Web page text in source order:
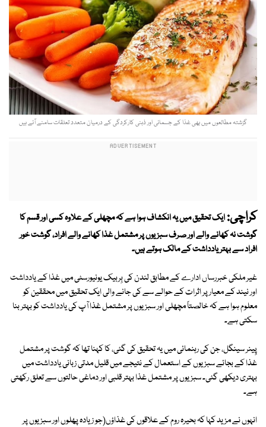
گزشتہ مطالعوں میں بھی غذا کے جسمانی اور ذہنی کارکردگی کے درمیان متعدد تعلقات سامنے آئے ہیں
کراچی:ایک تحقیق میں یہ انکشاف ہوا ہے کہ مچھلی کے علاوہ کسی اور قسم کا
گوشت نہ کھانے والے اور صرف سبزیوں پر مشتمل غذا کھانے والے افراد، گوشت خور
افراد سے بہتر یادداشت کے مالک ہوتے ہیں۔
غیر ملکی خبررساں ادارے کے مطابق لندن کی بِربیک یونیورسٹی میں غذا کے یادداشت
اور نیند کے معیار پر اثرات کے حوالے سے کی جانے والی ایک تحقیق میں محققین کو
معلوم ہوا ہے کہ خالصتاً مچھلی اور سبزیوں پر مشتمل غذا آپ کی یادداشت کو بہتر بنا
سکتی ہے۔
پِینر سینگل، جن کی رہنمائی میں یہ تحقیق کی گئی، کا کہنا تھا کہ گوشت پر مشتمل
غذا کے بجائے سبزیوں کے استعمال کے نتیجے میں قلیل مدتی زبانی یادداشت میں
بہتری دیکھی گئی۔ سبزیوں پر مشتمل غذا بہتر قلبی اور دماغی حالتوں سے تعلق رکھتی
ہے۔
انہوں نے مزید کہا کہ بحیرہ روم کے علاقوں کی غذاؤں(جو زیادہ پھلوں اور سبزیوں پر